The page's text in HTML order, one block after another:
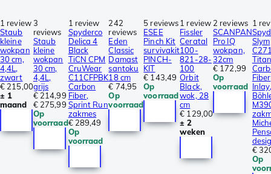
1 review
Staub
kleine
wokpan
30 cm,
4,4L,
zwart
€ 215,00
± 1
maand
3
reviews
Staub
kleine
wokpan
30 cm,
4,4L,
grijs
€ 214,99
€ 275,99
Op
voorraad
1 review
Spyderco
Delica 4
Black
TiCN CPM
CruWear
C11CFPBK
Carbon
Fiber,
Sprint Run
zakmes
€ 289,49
Op
voorraad
242
reviews
Eden
Classic
Damast
santoku
18 cm
€ 74,95
Op
voorraad
5 reviews
ESEE
Pinch Kit
survivakit
PINCH-
KIT
€ 143,49
Op
voorraad
1 review
Fissler
Ceratal
100-
821-28-
100
Orbit
Black,
wok, 28
cm
€ 129,00
± 2
weken
2 reviews
SCANPAN
Pro IQ
wokpan,
32cm
€ 172,99
Op
voorraad
1
Slym
Fiber
€
Op